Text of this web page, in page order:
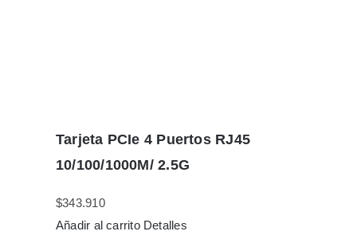
Tarjeta PCIe 4 Puertos RJ45
10/100/1000M/ 2.5G
$343.910
Añadir al carrito Detalles